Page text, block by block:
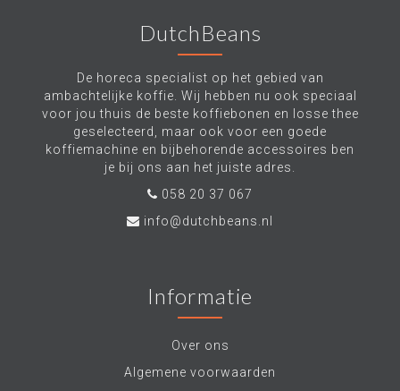
DutchBeans
De horeca specialist op het gebied van
ambachtelijke koffie. Wij hebben nu ook speciaal
voor jou thuis de beste koffiebonen en losse thee
geselecteerd, maar ook voor een goede
koffiemachine en bijbehorende accessoires ben
je bij ons aan het juiste adres.
058 20 37 067
info@dutchbeans.nl
Informatie
Over ons
Algemene voorwaarden